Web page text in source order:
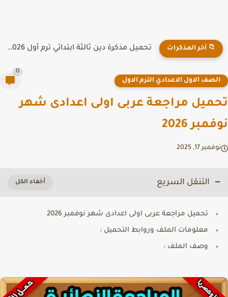
📁 آخر المذكرات تحميل مذكرة دين ثالثة ابتدائي ترم أول 2026 PDF لمدرسة...
الاول الاعدادي الترم الاول
مراجعة عربى اولى اعدادى شهر
2026
17, 2025
التنقل السريع
تحميل مراجعة عربى اولى اعدادى شهر نوفمبر 2026
معلومات الملف وروابط التحميل :
وصف الملف :